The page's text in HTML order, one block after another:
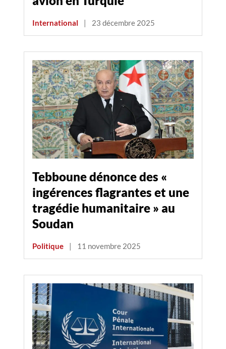
International | 23 décembre 2025
Tebboune dénonce des «
ingérences flagrantes et une
tragédie humanitaire » au
Soudan
Politique | 11 novembre 2025